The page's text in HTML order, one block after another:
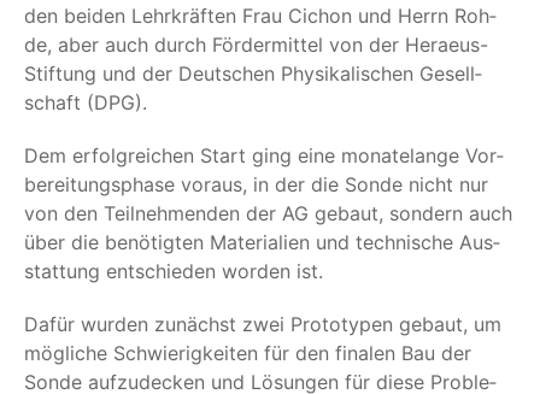
den bei­den Lehr­kräf­ten Frau Cichon und Herrn Roh­
de, aber auch durch För­der­mit­tel von der Heraeus-
Stif­tung und der Deut­schen Phy­si­ka­li­schen Gesell­
schaft (DPG).
Dem erfolg­rei­chen Start ging eine mona­te­lan­ge Vor­
be­rei­tungs­pha­se vor­aus, in der die Son­de nicht nur
von den Teil­neh­men­den der AG gebaut, son­dern auch
über die benö­tig­ten Mate­ria­li­en und tech­ni­sche Aus­
stat­tung ent­schie­den wor­den ist.
Dafür wur­den zunächst zwei Pro­to­ty­pen gebaut, um
mög­li­che Schwie­rig­kei­ten für den fina­len Bau der
Son­de auf­zu­de­cken und Lösun­gen für die­se Pro­ble­